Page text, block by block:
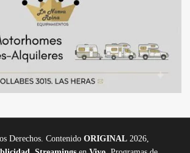
Derechos. Contenido ORIGINAL2026,